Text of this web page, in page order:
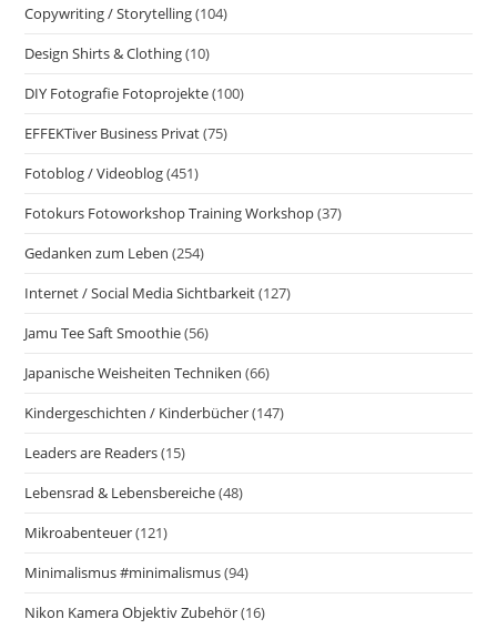
Copywriting / Storytelling(104)
Design Shirts & Clothing(10)
DIY Fotografie Fotoprojekte(100)
EFFEKTiver Business Privat(75)
Fotoblog / Videoblog(451)
Fotokurs Fotoworkshop Training Workshop(37)
Gedanken zum Leben (254)
Internet / Social Media Sichtbarkeit(127)
Jamu Tee Saft Smoothie(56)
Japanische Weisheiten Techniken (66)
Kindergeschichten / Kinderbücher(147)
Leaders are Readers(15)
Lebensrad & Lebensbereiche(48)
Mikroabenteuer(121)
Minimalismus #minimalismus(94)
Nikon Kamera Objektiv Zubehör(16)